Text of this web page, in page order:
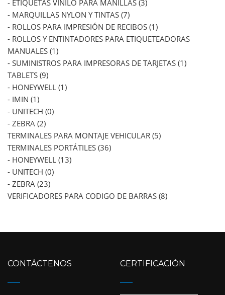
- ETIQUETAS VINILO PARA MANILLAS (3)
- MARQUILLAS NYLON Y TINTAS (7)
- ROLLOS PARA IMPRESIÓN DE RECIBOS (1)
- ROLLOS Y ENTINTADORES PARA ETIQUETEADORAS
MANUALES (1)
- SUMINISTROS PARA IMPRESORAS DE TARJETAS (1)
TABLETS (9)
- HONEYWELL (1)
- IMIN (1)
- UNITECH (0)
- ZEBRA (2)
TERMINALES PARA MONTAJE VEHICULAR (5)
TERMINALES PORTÁTILES (36)
- HONEYWELL (13)
- UNITECH (0)
- ZEBRA (23)
VERIFICADORES PARA CODIGO DE BARRAS (8)
CONTÁCTENOS CERTIFICACIÓN